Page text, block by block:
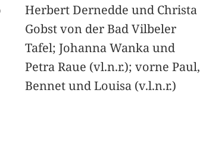
Herbert Dernedde und Christa
Gobst von der Bad Vilbeler
Tafel; Johanna Wanka und
Petra Raue (vl.n.r.); vorne Paul,
Bennet und Louisa (v.l.n.r.)